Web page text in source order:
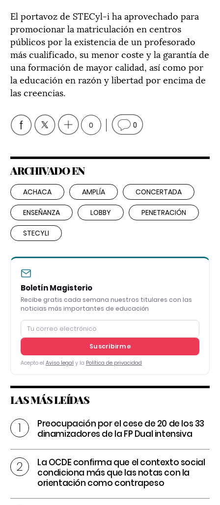
El portavoz de STECyl-i ha aprovechado para
promocionar la matriculación en centros
públicos por la existencia de un profesorado
más cualificado, su menor coste y la garantía de
una formación de mayor calidad, así como por
la educación en razón y libertad por encima de
las creencias.
0 0
ARCHIVADO EN
ACHACA AMPLÍA CONCERTADA
ENSEÑANZA LOBBY PENETRACIÓN
STECYLI
Boletín Magisterio
Recibe gratis cada semana nuestros titulares con las
noticias más importantes de educación
Suscribirme
Acepto el Aviso legal y la Política de privacidad
LAS MÁS LEÍDAS
Preocupación por el cese de 20 de los 33
dinamizadores de la FP Dual intensiva
La OCDE confirma que el contexto social
condiciona más que las notas con la
orientación como contrapeso